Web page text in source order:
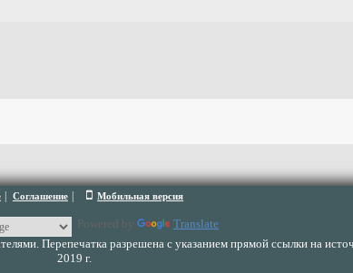
Соглашение Мобильная версия
Powered by
Translate
Перепечатка разрешена с указанием прямой ссылки на
2019 г.